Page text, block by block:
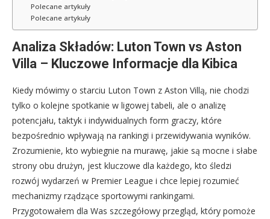
Polecane artykuły
Polecane artykuły
Analiza Składów: Luton Town vs Aston
Villa – Kluczowe Informacje dla Kibica
Kiedy mówimy o starciu Luton Town z Aston Villą, nie chodzi
tylko o kolejne spotkanie w ligowej tabeli, ale o analizę
potencjału, taktyk i indywidualnych form graczy, które
bezpośrednio wpływają na rankingi i przewidywania wyników.
Zrozumienie, kto wybiegnie na murawę, jakie są mocne i słabe
strony obu drużyn, jest kluczowe dla każdego, kto śledzi
rozwój wydarzeń w Premier League i chce lepiej rozumieć
mechanizmy rządzące sportowymi rankingami.
Przygotowałem dla Was szczegółowy przegląd, który pomoże